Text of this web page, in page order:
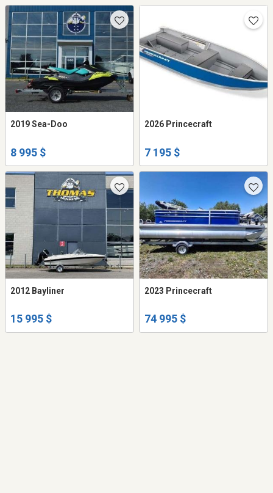
2019 Sea-Doo
8 995 $
2026 Princecraft
7 195 $
2012 Bayliner
15 995 $
2023 Princecraft
74 995 $